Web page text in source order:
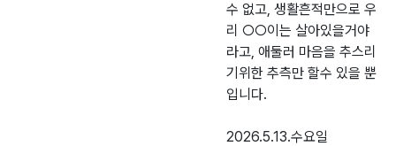
수 없고, 생활흔적만으로 우
리 ○○이는 살아있을거야
라고, 애둘러 마음을 추스리
기위한 추측만 할수 있을 뿐
입니다.
2026.5.13.수요일